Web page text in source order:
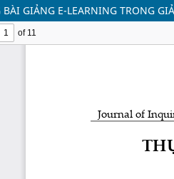
GIẢNG E-LEARNING TRONG